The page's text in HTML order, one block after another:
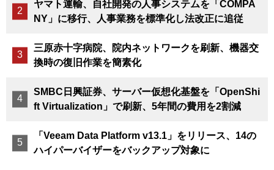
ヤマト運輸、自社開発の人事システムを「COMPA
NY」に移行、人事業務を標準化し法改正に追従
三原赤十字病院、院内ネットワークを刷新、機器交
換時の復旧作業を簡素化
SMBC日興証券、サーバー仮想化基盤を「OpenShi
ft Virtualization」で刷新、5年間の費用を2割減
「Veeam Data Platform v13.1」をリリース、14の
ハイパーバイザーをバックアップ対象に